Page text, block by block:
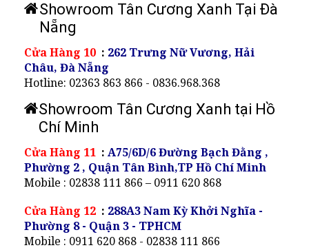
Showroom Tân Cương Xanh Tại Đà
Nẵng
Cửa Hàng 10 : 262 Trưng Nữ Vương, Hải
Châu, Đà Nẵng
Hotline: 02363 863 866 - 0836.968.368
Showroom Tân Cương Xanh tại Hồ
Chí Minh
Cửa Hàng 11 : A75/6D/6 Đường Bạch Đằng ,
Phường 2 , Quận Tân Bình,TP Hồ Chí Minh
Mobile : 02838 111 866 – 0911 620 868
Cửa Hàng 12 : 288A3 Nam Kỳ Khởi Nghĩa -
Phường 8 - Quận 3 - TPHCM
Mobile : 0911 620 868 - 02838 111 866